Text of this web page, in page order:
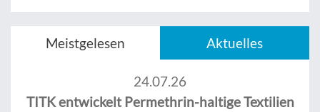
Meistgelesen Aktuelles
24.07.26
TITK entwickelt Permethrin-haltige Textilien